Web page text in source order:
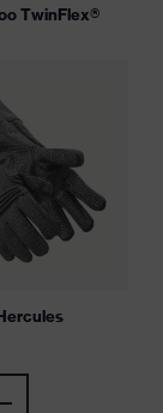
TwinFlex®